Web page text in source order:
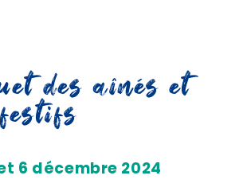
des aînés et
6 décembre 2024